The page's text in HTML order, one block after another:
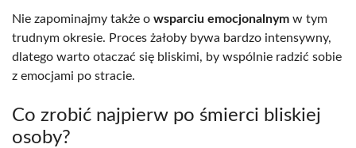
Nie zapominajmy także o wsparciu emocjonalnym w tym
trudnym okresie. Proces żałoby bywa bardzo intensywny,
dlatego warto otaczać się bliskimi, by wspólnie radzić sobie
z emocjami po stracie.
Co zrobić najpierw po śmierci bliskiej
osoby?